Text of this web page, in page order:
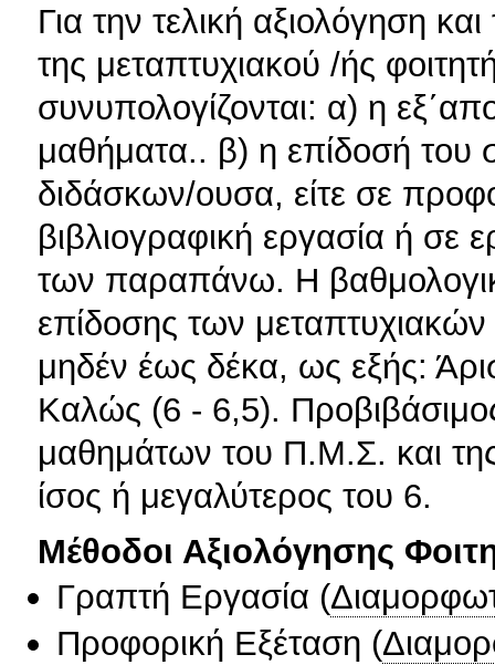
Για την τελική αξιολόγηση
της μεταπτυχιακού /ής
συνυπολογίζονται: α) η
μαθήματα.. β) η επίδοσή του
διδάσκων/ουσα, είτε σε
βιβλιογραφική εργασία ή σε
των παραπάνω. Η
επίδοσης των μεταπτυχιακών
μηδέν έως δέκα, ως εξής:
Καλώς (6 ‐ 6,5).
μαθημάτων του Π.Μ.Σ. και της
ίσος ή μεγαλύτερος του 6.
Μέθοδοι Αξιολόγησης
Γραπτή Εργασία (
Προφορική Εξέταση (